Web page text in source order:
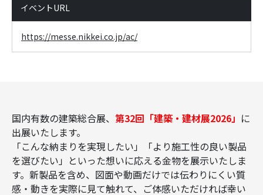
イベントURL
https://messe.nikkei.co.jp/ac/
国内有数の建築総合展、 第32回「建築・建材展2026」 に
出展いたします。
「こんな納まりを実現したい」「より施工性の良い製品
を選びたい」といった想いに応える金物を展示いたしま
す。新製品を含め、図面や動画だけでは伝わりにくい質
感・動きを実際に見て触れて、ご体感いただければ幸い